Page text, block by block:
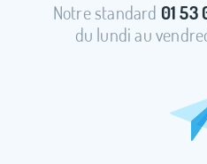
Notre standard 01 53
du lundi au